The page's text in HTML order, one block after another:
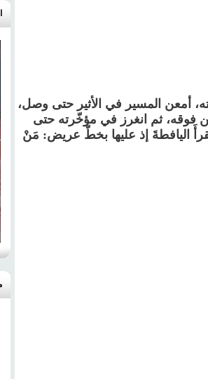
أمعن المسير في الأثير حتى وصل،
من فوقه، ثم انغرز في مؤخّرته حتى
اليافطةَ إذ عليها بخطّ عريض: مَنْ